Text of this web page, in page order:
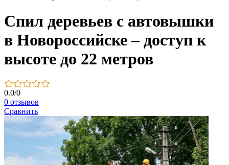
Спил деревьев с автовышки
в Новороссийске – доступ к
высоте до 22 метров
0.0/0
0 отзывов
Сравнить